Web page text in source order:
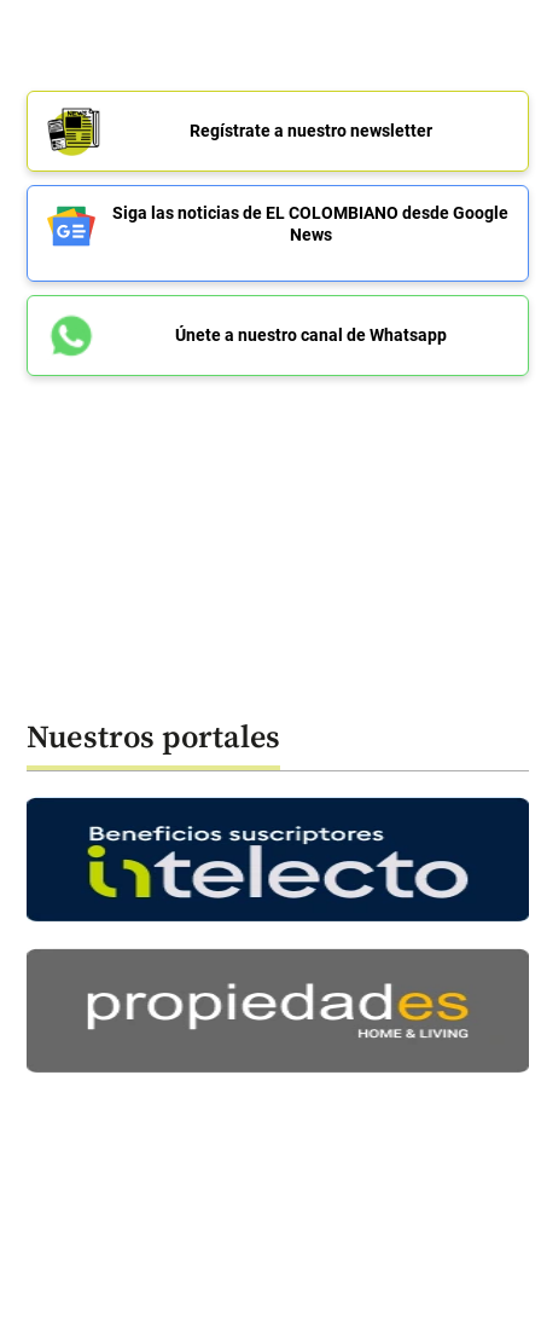
Regístrate a nuestro newsletter
Siga las noticias de EL COLOMBIANO desde Google
News
Únete a nuestro canal de Whatsapp
Nuestros portales